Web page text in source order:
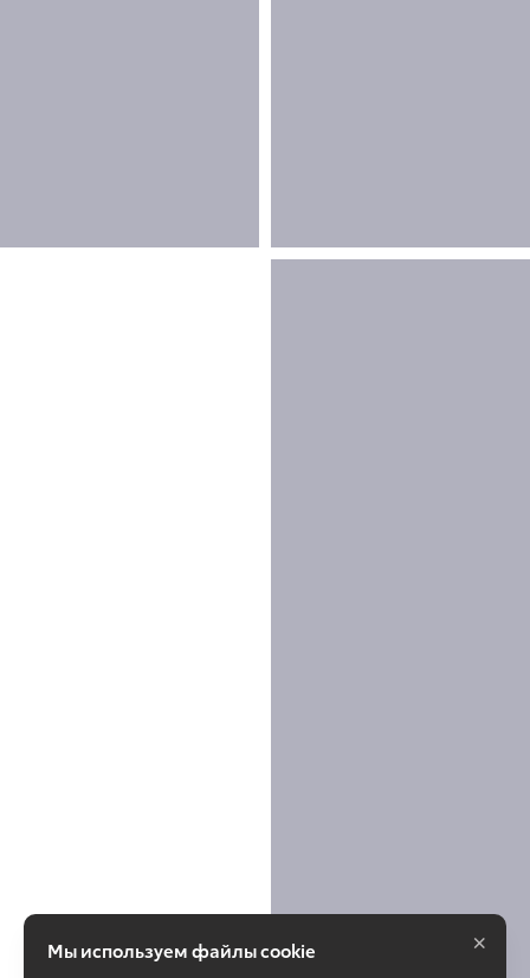
Мы используем файлы cookie ×